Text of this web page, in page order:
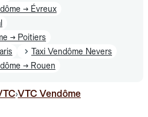
→ Évreux
→ Poitiers
Taxi Vendôme Nevers
→ Rouen
›VTC Vendôme